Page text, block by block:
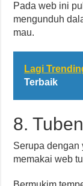
Pada web ini
mengunduh
mau.
Lagi
Terbaik
8.
Serupa dengan
memakai web